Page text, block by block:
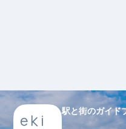
駅と街のガイド